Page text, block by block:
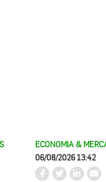
ECONOMIA &
06/08/2026 13:42